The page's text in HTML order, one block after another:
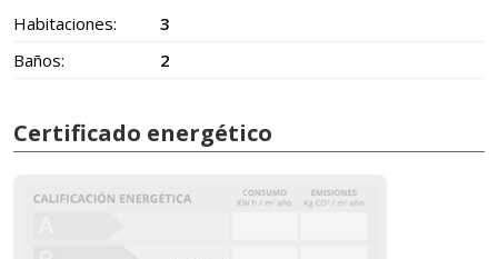
Habitaciones:
3
Baños:
2
Certificado energético